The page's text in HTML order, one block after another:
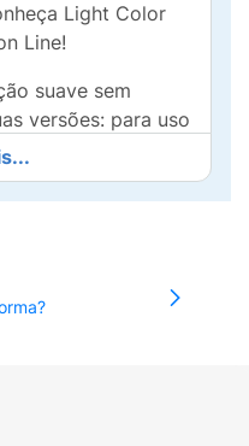
Light Color
Line!
suave sem
versões: para uso
Light
Amônia, pode ser
após 15